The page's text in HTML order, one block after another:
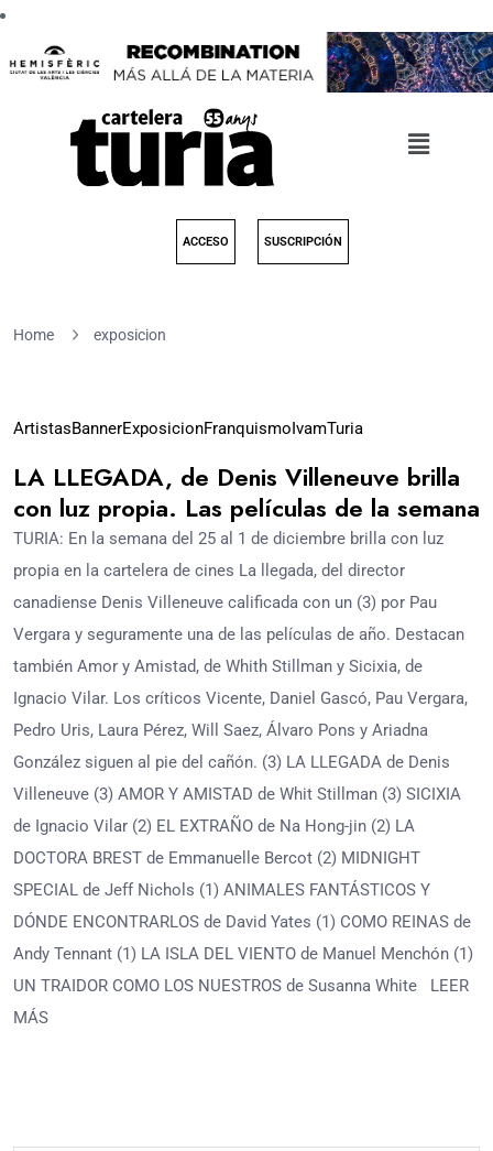
ACCESO SUSCRIPCIÓN
Home exposicion
23
ArtistasBannerExposicionFranquismoIvamTuria
LA LLEGADA, de Denis Villeneuve brilla
con luz propia. Las películas de la semana
TURIA: En la semana del 25 al 1 de diciembre brilla con luz
propia en la cartelera de cines La llegada, del director
canadiense Denis Villeneuve calificada con un (3) por Pau
Vergara y seguramente una de las películas de año. Destacan
también Amor y Amistad, de Whith Stillman y Sicixia, de
Ignacio Vilar. Los críticos Vicente, Daniel Gascó, Pau Vergara,
Pedro Uris, Laura Pérez, Will Saez, Álvaro Pons y Ariadna
González siguen al pie del cañón. (3) LA LLEGADA de Denis
Villeneuve (3) AMOR Y AMISTAD de Whit Stillman (3) SICIXIA
de Ignacio Vilar (2) EL EXTRAÑO de Na Hong-jin (2) LA
DOCTORA BREST de Emmanuelle Bercot (2) MIDNIGHT
SPECIAL de Jeff Nichols (1) ANIMALES FANTÁSTICOS Y
DÓNDE ENCONTRARLOS de David Yates (1) COMO REINAS de
Andy Tennant (1) LA ISLA DEL VIENTO de Manuel Menchón (1)
UN TRAIDOR COMO LOS NUESTROS de Susanna White LEER
MÁS